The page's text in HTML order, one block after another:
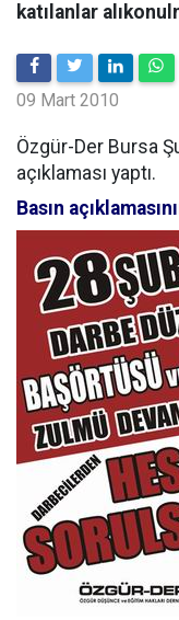
katılanlar
09 Mart 2010
Özgür-Der Bursa
açıklaması yaptı.
Basın